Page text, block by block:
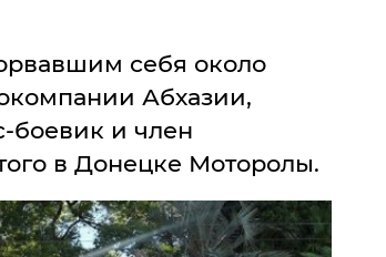
себя около
Абхазии,
боевик и член
в Донецке Моторолы.